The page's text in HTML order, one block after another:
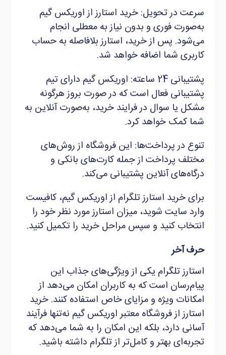
سرعت در تحویل: خرید استارز از اوریکس گیم
به‌صورت فوری و بدون نیاز به معطلی انجام
می‌شود. پس از خرید، استارز بلافاصله به حساب
کاربری شما اضافه خواهد شد.
پشتیبانی 24 ساعته: اوریکس گیم دارای تیم
پشتیبانی فعال است که در صورت بروز هرگونه
مشکل یا سوال در فرایند خرید، به‌صورت آنلاین به
شما کمک خواهد کرد.
تنوع در پرداخت‌ها: این فروشگاه از روش‌های
مختلف پرداخت از جمله کارت‌های بانکی و
درگاه‌های آنلاین پشتیبانی می‌کند.
برای خرید استارز تلگرام از اوریکس گیم، کافیست
وارد سایت شوید، میزان استارز مورد نظر خود را
انتخاب کنید و سپس مراحل خرید را تکمیل کنید.
حرف آخر
استارز تلگرام یکی از ویژگی‌های جذاب این
پیام‌رسان است که به کاربران امکان می‌دهد از
امکانات ویژه و مزایای خاص استفاده کنند. خرید
استارز از فروشگاه‌ معتبر اوریکس گیم نه‌تنها فرآیند
آسانی دارد، بلکه این امکان را به شما می‌دهد که
تجربه‌ای بهتر و کامل‌تر از تلگرام داشته باشید.